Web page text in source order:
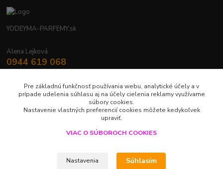
YODEYMA-PARFEMY.sk
Alena Lejková
0944 619 068
yodeyma.parfemy@gmail.com
Upravit sběr cookies.
Pre základnú funkčnosť používania webu, analytické účely a v
prípade udelenia súhlasu aj na účely cielenia reklamy využívame
súbory cookies.
Nastavenie vlastných preferencií cookies môžete kedykoľvek
upraviť.
VIAC O SÚBOROCH COOKIES
Nastavenia Súhlasím